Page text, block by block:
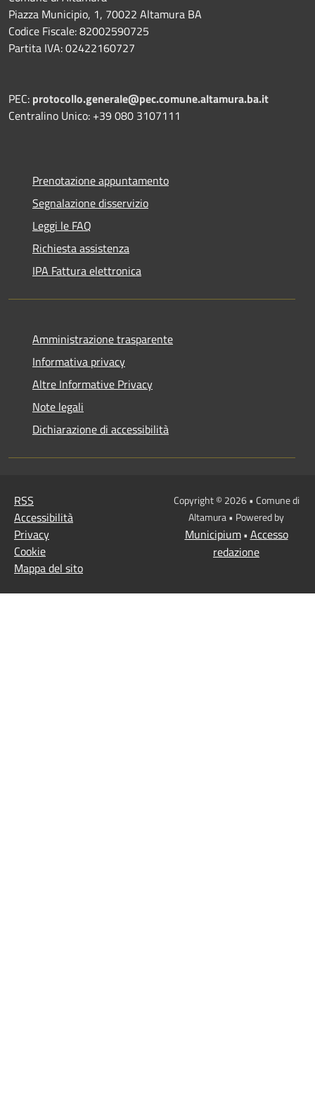
Piazza Municipio, 1, 70022 Altamura BA
Codice Fiscale: 82002590725
Partita IVA: 02422160727
PEC: protocollo.generale@pec.comune.altamura.ba.it
Centralino Unico: +39 080 3107111
Prenotazione appuntamento
Segnalazione disservizio
Leggi le FAQ
Richiesta assistenza
IPA Fattura elettronica
Amministrazione trasparente
Informativa privacy
Altre Informative Privacy
Note legali
Dichiarazione di accessibilità
RSS
Accessibilità
Privacy
Cookie
Mappa del sito
Copyright © 2026 • Comune di
Altamura • Powered by
Municipium• Accesso
redazione